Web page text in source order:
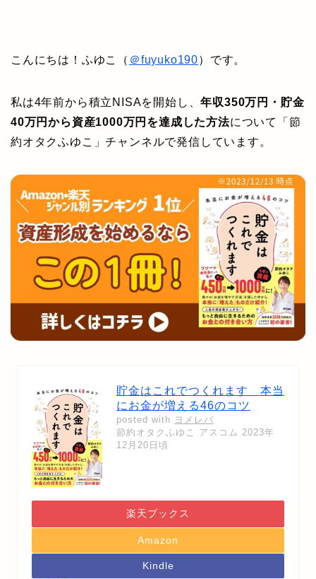
こんにちは！ふゆこ（ ＠fuyuko190）です。
私は4年前から積立NISAを開始し、年収350万円・貯金
40万円から資産1000万円を達成した方法について「節
約オタクふゆこ」チャンネルで発信しています。
貯金はこれでつくれます 本当
にお金が増える46のコツ
posted with ヨメレバ
節約オタクふゆこ アスコム 2023年
12月20日頃
楽天ブックス
Amazon
Kindle